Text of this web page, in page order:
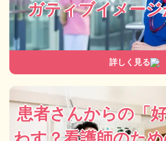
ガティブイメー
詳しく見る
患者さんからの「